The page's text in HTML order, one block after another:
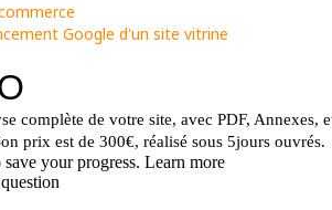
Google d'un site vitrine